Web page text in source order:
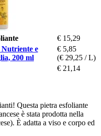
€ 15,29
e
200 ml
€ 5,85
(€ 29,25 / L)
€ 21,14
Questa pietra esfoliante
è stata prodotta nella
È adatta a viso e corpo ed